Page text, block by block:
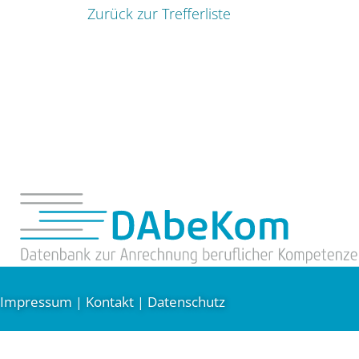
Zurück zur Trefferliste
Impressum | Kontakt | Datenschutz